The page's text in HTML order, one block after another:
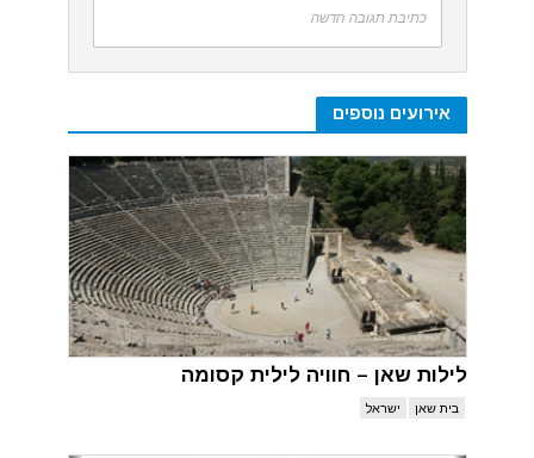
כתיבת תגובה חדשה
אירועים נוספים
לילות שאן – חוויה לילית קסומה
בית שאן ישראל